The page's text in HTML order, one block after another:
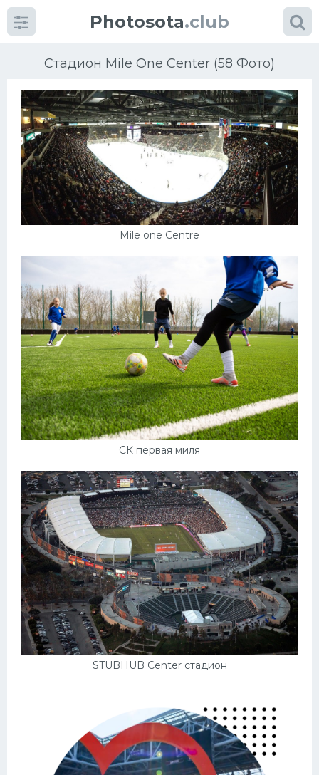
Photosota.club
Стадион Mile One Center (58 Фото)
Mile one Centre
СК первая миля
STUBHUB Center стадион
КатегорииФото
Еще картинки...
Хоккей
Велогонки
Конькобежный спорт
Тренажеры
Интерьер квартиры